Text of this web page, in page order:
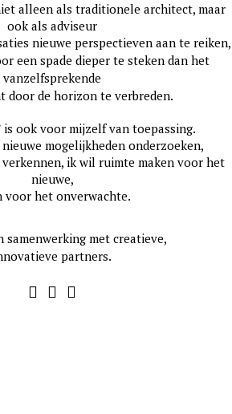
alleen als traditionele architect, maar
ook als adviseur
nieuwe perspectieven aan te reiken,
een spade dieper te steken dan het
vanzelfsprekende
door de horizon te verbreden.
is ook voor mijzelf van toepassing.
mogelijkheden onderzoeken,
ik wil ruimte maken voor het
nieuwe,
voor het onverwachte.
samenwerking met creatieve,
partners.